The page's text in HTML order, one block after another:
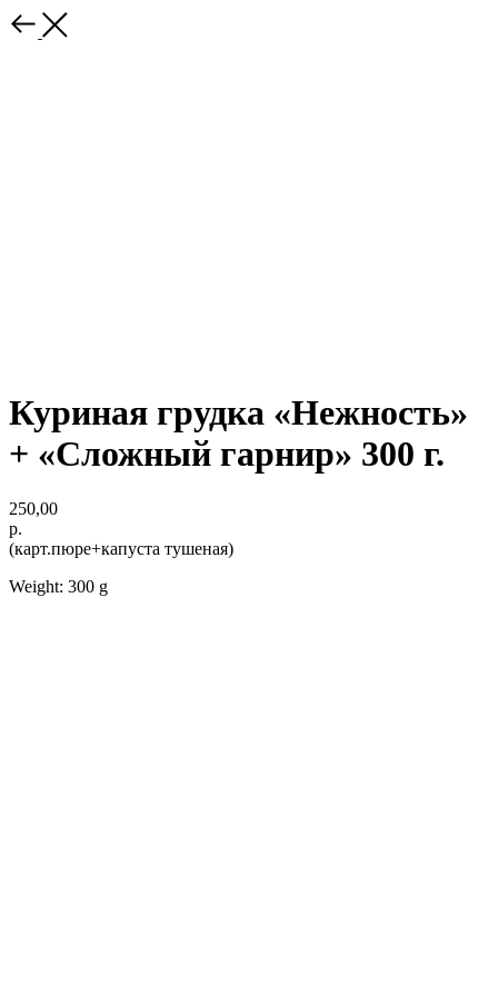
Куриная грудка «Нежность»
+ «Сложный гарнир» 300 г.
250,00
р.
(карт.пюре+капуста тушеная)
Weight: 300 g